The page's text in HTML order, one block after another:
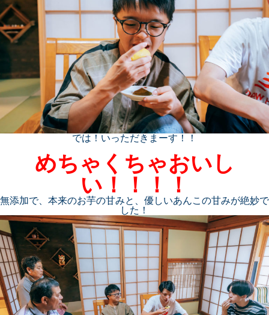
では！いっただきまーす！！
めちゃくちゃおいし
い！！！！
無添加で、本来のお芋の甘みと、優しいあんこの甘みが絶妙で
した！